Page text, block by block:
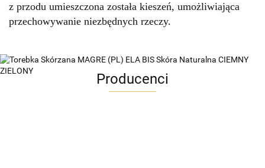
z przodu umieszczona została kieszeń, umożliwiająca
przechowywanie niezbędnych rzeczy.
Producenci